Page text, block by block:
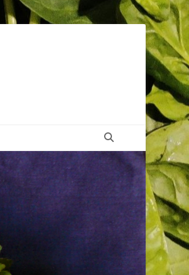
Suchen